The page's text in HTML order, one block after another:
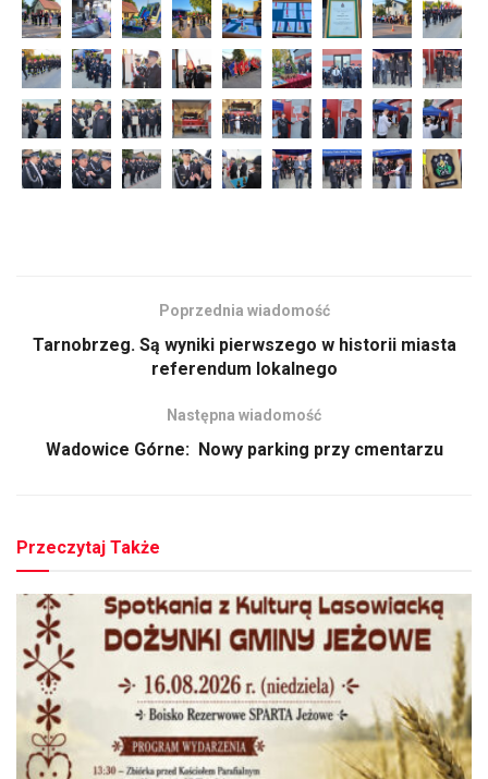
Poprzednia wiadomość
Tarnobrzeg. Są wyniki pierwszego w historii miasta
referendum lokalnego
Następna wiadomość
Wadowice Górne: Nowy parking przy cmentarzu
Przeczytaj Także